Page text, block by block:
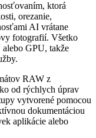
ktorá
orezanie,
AI vrátane
fotografií. Všetko
alebo GPU, takže
RAW z
od rýchlych úprav
vytvorené pomocou
dokumentáciou
aplikácie alebo